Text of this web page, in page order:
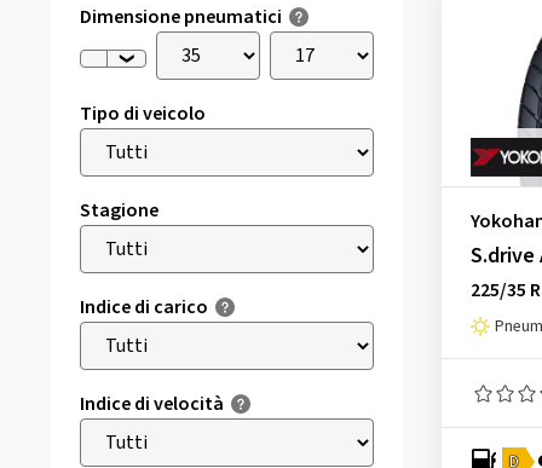
Dimensione pneumatici
Tipo di veicolo
Stagione
Indice di carico
Indice di velocità
S.drive
225/35
D